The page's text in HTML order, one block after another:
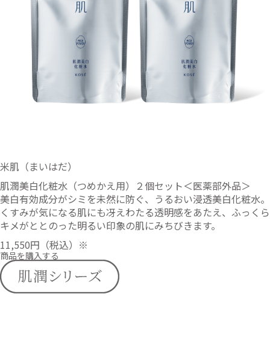
米肌（まいはだ）
肌潤美白化粧水（つめかえ用）２個セット＜医薬部外品＞
美白有効成分がシミを未然に防ぐ、うるおい浸透美白化粧水。
くすみが気になる肌にも冴えわたる透明感をあたえ、ふっくら
キメがととのった明るい印象の肌にみちびきます。
11,550円 （税込）※
商品を購入する